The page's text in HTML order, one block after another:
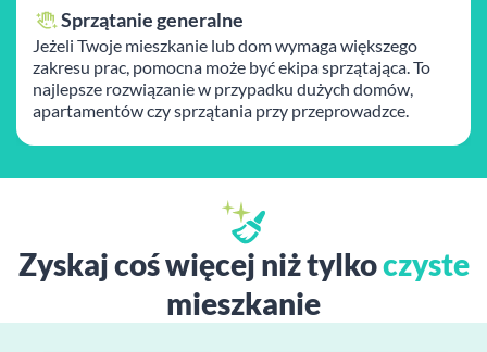
Sprzątanie generalne
Jeżeli Twoje mieszkanie lub dom wymaga większego
zakresu prac, pomocna może być ekipa sprzątająca. To
najlepsze rozwiązanie w przypadku dużych domów,
apartamentów czy sprzątania przy przeprowadzce.
Zyskaj coś więcej niż tylkoczyste
mieszkanie